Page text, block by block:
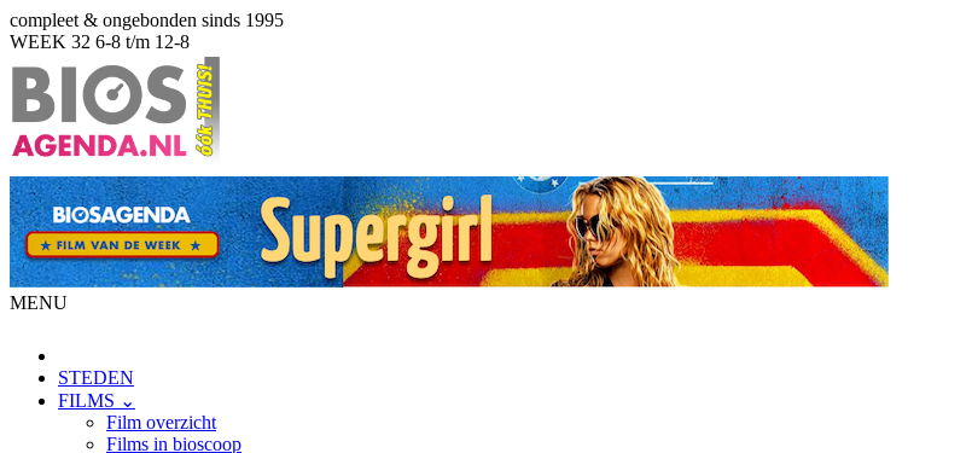
compleet & ongebonden sinds 1995
WEEK 32 6-8 t/m 12-8
MENU
STEDEN
FILMS ⌄
Film overzicht
Films in bioscoop